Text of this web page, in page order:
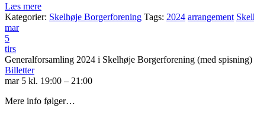
Læs mere
Kategorier: Skelhøje Borgerforening Tags: 2024 arrangement
mar
5
tirs
Generalforsamling 2024 i Skelhøje Borgerforening (med spisning)
Billetter
mar 5 kl. 19:00 – 21:00
Mere info følger…